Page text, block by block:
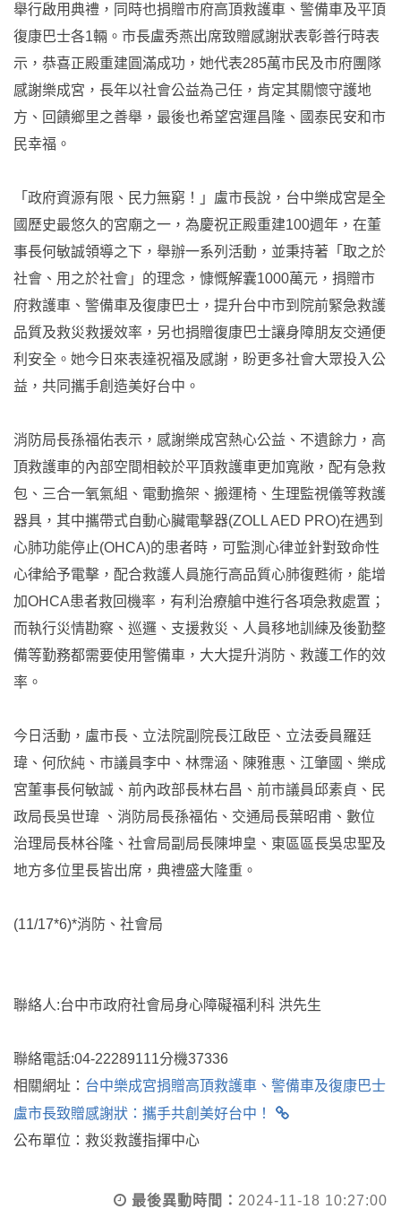
舉行啟用典禮，同時也捐贈市府高頂救護車、警備車及平頂
復康巴士各1輛。市長盧秀燕出席致贈感謝狀表彰善行時表
示，恭喜正殿重建圓滿成功，她代表285萬市民及市府團隊
感謝樂成宮，長年以社會公益為己任，肯定其關懷守護地
方、回饋鄉里之善舉，最後也希望宮運昌隆、國泰民安和市
民幸福。
「政府資源有限、民力無窮！」盧市長說，台中樂成宮是全
國歷史最悠久的宮廟之一，為慶祝正殿重建100週年，在董
事長何敏誠領導之下，舉辦一系列活動，並秉持著「取之於
社會、用之於社會」的理念，慷慨解囊1000萬元，捐贈市
府救護車、警備車及復康巴士，提升台中市到院前緊急救護
品質及救災救援效率，另也捐贈復康巴士讓身障朋友交通便
利安全。她今日來表達祝福及感謝，盼更多社會大眾投入公
益，共同攜手創造美好台中。
消防局長孫福佑表示，感謝樂成宮熱心公益、不遺餘力，高
頂救護車的內部空間相較於平頂救護車更加寬敞，配有急救
包、三合一氧氣組、電動擔架、搬運椅、生理監視儀等救護
器具，其中攜帶式自動心臟電擊器(ZOLL AED PRO)在遇到
心肺功能停止(OHCA)的患者時，可監測心律並針對致命性
心律給予電擊，配合救護人員施行高品質心肺復甦術，能增
加OHCA患者救回機率，有利治療艙中進行各項急救處置；
而執行災情勘察、巡邏、支援救災、人員移地訓練及後勤整
備等勤務都需要使用警備車，大大提升消防、救護工作的效
率。
今日活動，盧市長、立法院副院長江啟臣、立法委員羅廷
瑋、何欣純、市議員李中、林霈涵、陳雅惠、江肇國、樂成
宮董事長何敏誠、前內政部長林右昌、前市議員邱素貞、民
政局長吳世瑋 、消防局長孫福佑、交通局長葉昭甫、數位
治理局長林谷隆、社會局副局長陳坤皇、東區區長吳忠聖及
地方多位里長皆出席，典禮盛大隆重。
(11/17*6)*消防、社會局
聯絡人:台中市政府社會局身心障礙福利科 洪先生
聯絡電話:04-22289111分機37336
相關網址： 台中樂成宮捐贈高頂救護車、警備車及復康巴士
盧市長致贈感謝狀：攜手共創美好台中！
公布單位：救災救護指揮中心
最後異動時間： 2024-11-18 10:27:00